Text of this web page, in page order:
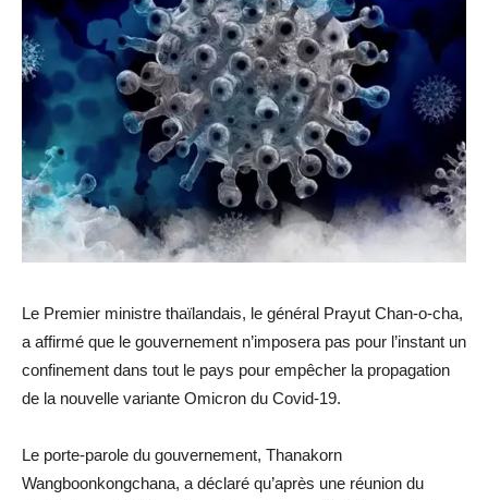
Le Premier ministre thaïlandais, le général Prayut Chan-o-cha,
a affirmé que le gouvernement n’imposera pas pour l’instant un
confinement dans tout le pays pour empêcher la propagation
de la nouvelle variante Omicron du Covid-19.
Le porte-parole du gouvernement, Thanakorn
Wangboonkongchana, a déclaré qu’après une réunion du